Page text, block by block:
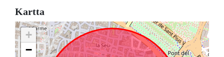
Kartta
+
−